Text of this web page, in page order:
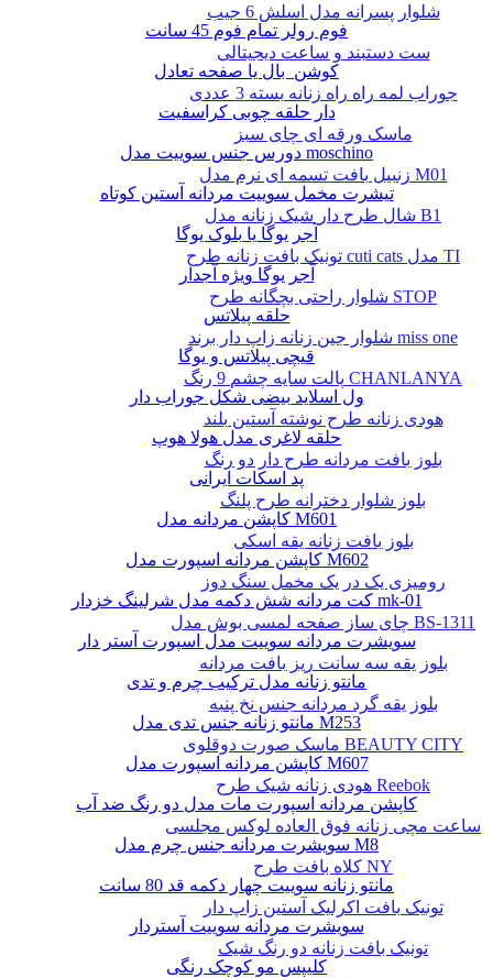
شلوار پسرانه مدل اسلش 6 جیب
ست دستبند و ساعت دیجیتالی
جوراب لمه راه راه زنانه بسته 3 عددی
ماسک ورقه ای چای سبز
زنبیل بافت تسمه ای نرم مدل M01
شال طرح دار شیک زنانه مدل B1
تونیک بافت زنانه طرح cuti cats مدل TI
شلوار راحتی بچگانه طرح STOP
شلوار جین زنانه زاپ دار برند miss one
پالت سایه چشم 9 رنگ CHANLANYA
هودی زنانه طرح نوشته آستین بلند
بلوز بافت مردانه طرح دار دو رنگ
بلوز شلوار دخترانه طرح پلنگ
بلوز بافت زنانه یقه اسکی
رومیزی یک در یک مخمل سنگ دوز
چای ساز صفحه لمسی بوش مدل BS-1311
بلوز یقه سه سانت ریز بافت مردانه
بلوز یقه گرد مردانه جنس نخ پنبه
ماسک صورت دوقلوی BEAUTY CITY
هودی زنانه شیک طرح Reebok
ساعت مچی زنانه فوق العاده لوکس مجلسی
کلاه بافت طرح NY
تونیک بافت اکرلیک آستین زاپ دار
تونیک بافت زنانه دو رنگ شیک
فوم رولر تمام فوم 45 سانت
کوشن بال یا صفحه تعادل
دار حلقه چوبی کراسفیت
دورس جنس سوییت مدل moschino
تیشرت مخمل سوییت مردانه آستین کوتاه
آجر یوگا یا بلوک یوگا
آجر یوگا ویژه آجدار
حلقه پیلاتس
قیچی پیلاتس و یوگا
ول اسلاید بیضی شکل جوراب دار
حلقه لاغری مدل هولا هوپ
پد اسکات ایرانی
کاپشن مردانه مدل M601
کاپشن مردانه اسپورت مدل M602
کت مردانه شش دکمه مدل شرلینگ خزدار mk-01
سویشرت مردانه سوییت مدل اسپورت آستر دار
مانتو زنانه مدل ترکیب چرم و تدی
مانتو زنانه جنس تدی مدل M253
کاپشن مردانه اسپورت مدل M607
کاپشن مردانه اسپورت مات مدل دو رنگ ضد آب
سویشرت مردانه جنس چرم مدل M8
مانتو زنانه سوییت چهار دکمه قد 80 سانت
سویشرت مردانه سوییت آستردار
کلیپس مو کوچک رنگی